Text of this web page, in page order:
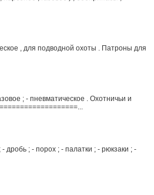
, для подводной охоты . Патроны для
; - пневматическое . Охотничьи и
; - порох ; - палатки ; - рюкзаки ; -